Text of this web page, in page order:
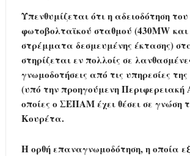
Υπενθυμίζεται ότι η αδειοδότηση
φωτοβολταϊκού σταθμού (430MW και
στρέμματα δεσμευμένης έκτασης)
στηρίζεται εν πολλοίς σε
γνωμοδοτήσεις από τις υπηρεσίες
(υπό την προηγούμενη Περιφερειακή
οποίες ο ΣΕΠΑΜ έχει θέσει σε γνώση
Κουρέτα.
Η ορθή επαναγνωμοδότηση, η οποία